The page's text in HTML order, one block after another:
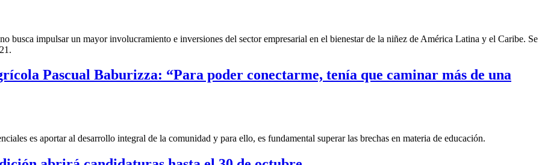
busca impulsar un mayor involucramiento e inversiones del sector empresarial en el bienestar de la niñez de América Latina y el Caribe. Se
Pascual Baburizza: “Para poder conectarme, tenía que caminar más de una
es aportar al desarrollo integral de la comunidad y para ello, es fundamental superar las brechas en materia de educación.